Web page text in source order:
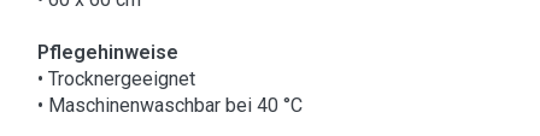
Pflegehinweise
• Trocknergeeignet
• Maschinenwaschbar bei 40 °C